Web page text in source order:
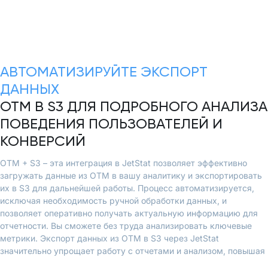
АВТОМАТИЗИРУЙТЕ ЭКСПОРТ
ДАННЫХ
OTM В S3 ДЛЯ ПОДРОБНОГО АНАЛИЗА
ПОВЕДЕНИЯ ПОЛЬЗОВАТЕЛЕЙ И
КОНВЕРСИЙ
OTM + S3 – эта интеграция в JetStat позволяет эффективно
загружать данные из OTM в вашу аналитику и экспортировать
их в S3 для дальнейшей работы. Процесс автоматизируется,
исключая необходимость ручной обработки данных, и
позволяет оперативно получать актуальную информацию для
отчетности. Вы сможете без труда анализировать ключевые
метрики. Экспорт данных из OTM в S3 через JetStat
значительно упрощает работу с отчетами и анализом, повышая